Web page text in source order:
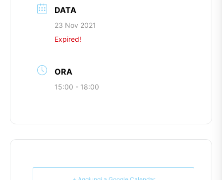
DATA
23 Nov 2021
Expired!
ORA
15:00 - 18:00